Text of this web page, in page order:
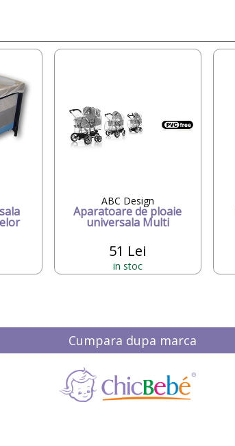
ABC Design
Aparatoare de ploaie
universala Multi
51 Lei
in stoc
Cumpara dupa marca